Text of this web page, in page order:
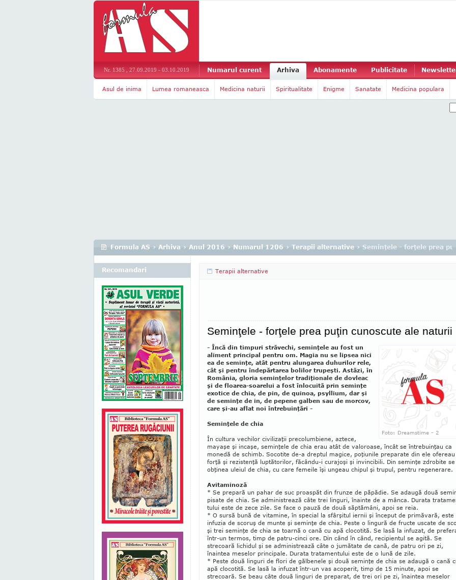
Nr. 1385 , 27.09.2019 - 03.10.2019 Numarul curent Arhiva Abonamente Publicitate
Asul de inima Lumea romaneasca Medicina naturii Spiritualitate Enigme Sanatate Medicina populara
Formula AS › Arhiva › Anul 2016 › Numarul 1206 › Terapii alternative › Seminţele - forţele prea
Terapii alternative
Seminţele - forţele prea puţin cunoscute ale naturii
Foto: Dreamstime - 2
- Încă din timpuri străvechi, seminţele au fost un
aliment principal pentru om. Magia nu se lipsea nici
ea de seminţe, atât pentru alungarea duhurilor rele,
cât şi pentru îndepărtarea bolilor trupeşti. Astăzi, în
România, gloria seminţelor tradiţionale de dovleac
şi de floarea-soarelui a fost înlocuită prin seminţe
exotice de chia, de pin, de quinoa, psyllium, dar şi
de seminţe de in, de pepene galben sau de morcov,
care şi-au aflat noi întrebuinţări -
Seminţele de chia
În cultura vechilor civilizaţii precolumbiene, azte­ce,
mayaşe şi incaşe, seminţele de chia erau atât de valoroase, încât se întrebuinţau ca
monedă de schimb. Socotite de-a dreptul magice, poţiunile preparate din ele ofereau
forţă şi rezistenţă luptătorilor, făcându-i curajoşi şi invincibili. Din seminţe zdrobite se
obţinea uleiul de chia, cu care femeile îşi ungeau chipul şi trupul, pentru regenerare.
Avitaminoză
* Se prepară un pahar de suc proaspăt din frunze de păpădie. Se adaugă două
pisate de chia. Se admi­nistrează câte trei linguri, îna­inte de a mânca. Durata
tului este de zece zile. Se face o pauză de două săp­tă­mâni, apoi se reia.
* O sursă bună de vita­mine, în special la sfârşitul iernii şi în­ceput de primăvară, este
infuzia de scoruş de munte şi seminţe de chia. Peste o lin­gură de fructe uscate de
şi trei seminţe de chia se toar­nă o cană cu apă clocotită. Se lasă la infuzat, de
în­tr-un termos, timp de patru-cinci ore. Din când în când, recipientul se agită. Se
strecoară li­chidul şi se ad­ministrează câte o jumătate de cană, de patru ori pe zi,
înaintea meselor principale. Durata tratamentului este de o lună de zile.
* Peste două linguri de flori de gălbenele şi două seminţe de chia se adaugă o cană
apă clocotită. Se lasă la infuzat într-un vas acoperit, timp de 15 minute, apoi se
strecoară. Se beau câte două linguri de pre­parat, de trei ori pe zi, înaintea meselor
Recomandari